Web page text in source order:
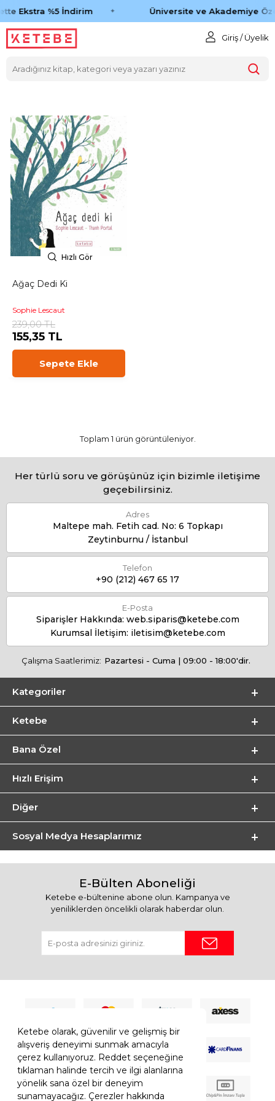
Ketebe olarak, güvenilir ve gelişmiş bir
alışveriş deneyimi sunmak amacıyla
çerez kullanıyoruz. Reddet seçeneğine
tıklaman halinde tercih ve ilgi alanlarına
yönelik sana özel bir deneyim
sunamayacağız. Çerezler hakkında
Ekstra %5 İndirim Üniversite ve Akademiye
Giriş / Üyelik
Hızlı Gör
Ağaç Dedi Ki
Sophie Lescaut
239,00 TL
155,35 TL
Sepete Ekle
Toplam 1 ürün görüntüleniyor.
Her türlü soru ve görüşünüz için bizimle iletişime
geçebilirsiniz.
Adres
Maltepe mah. Fetih cad. No: 6 Topkapı
Zeytinburnu / İstanbul
Telefon
+90 (212) 467 65 17
E-Posta
Siparişler Hakkında: web.siparis@ketebe.com
Kurumsal İletişim: iletisim@ketebe.com
Çalışma Saatlerimiz: Pazartesi - Cuma | 09:00 - 18:00'dir.
Kategoriler
Ketebe
Bana Özel
Hızlı Erişim
Diğer
Sosyal Medya Hesaplarımız
E-Bülten Aboneliği
Ketebe e-bültenine abone olun. Kampanya ve
yeniliklerden öncelikli olarak haberdar olun.